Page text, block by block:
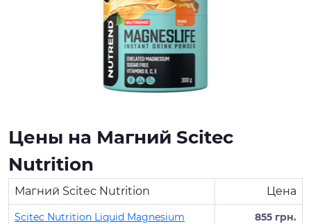
Цены на Магний Scitec
Nutrition
Магний Scitec Nutrition Цена
Scitec Nutrition Liquid Magnesium
855 грн.